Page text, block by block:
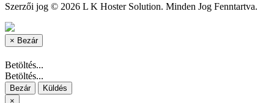
Szerzői jog © 2026 L K Hoster Solution. Minden Jog Fenntartva.
× Bezár
Betöltés...
Betöltés...
Bezár
Küldés
×